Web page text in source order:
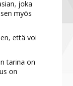
joka
myös
että voi
tarina on
on